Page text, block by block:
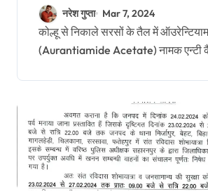
नरेश गुप्ता Mar 7, 2024
कोल्हू से निकाले सरसों के तैल में ऑउरेन्टियामाइड एसीटेट
(Aurantiamide Acetate) नामक एन्टी